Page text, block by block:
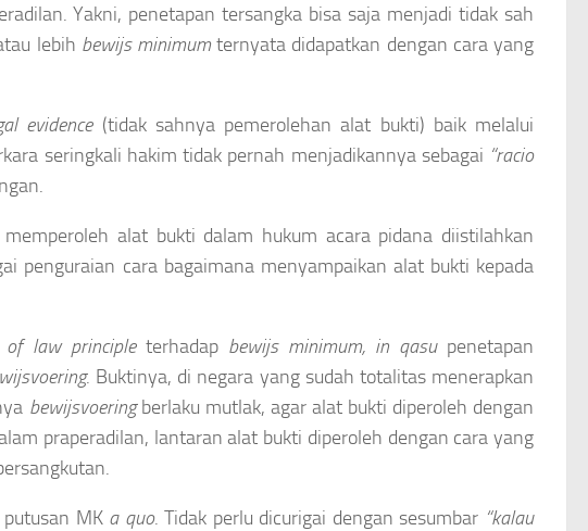
Yakni, penetapan tersangka bisa saja menjadi tidak sah
lebih bewijs minimumternyata didapatkan dengan cara yang
evidence(tidak sahnya pemerolehan alat bukti) baik melalui
seringkali hakim tidak pernah menjadikannya sebagai “racio
alat bukti dalam hukum acara pidana diistilahkan
penguraian cara bagaimana menyampaikan alat bukti kepada
of law principleterhadap bewijs minimum, in qasupenetapan
. Buktinya, di negara yang sudah totalitas menerapkan
bewijsvoeringberlaku mutlak, agar alat bukti diperoleh dengan
praperadilan, lantaran alat bukti diperoleh dengan cara yang
MK a quo. Tidak perlu dicurigai dengan sesumbar “kalau